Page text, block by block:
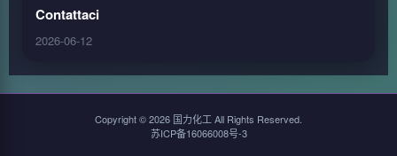
Contattaci
2026-06-12
Copyright © 2026 国力化工 All Rights Reserved.
苏ICP备16066008号-3